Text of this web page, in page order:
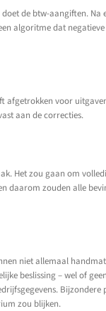
de btw-aangiften.
algoritme dat
afgetrokken voor
aan de correcties.
Het zou gaan om
daarom zouden alle
niet allemaal
beslissing – wel of
zou blijken.